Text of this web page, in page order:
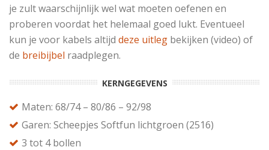
je zult waarschijnlijk wel wat moeten oefenen en
proberen voordat het helemaal goed lukt. Eventueel
kun je voor kabels altijd deze uitleg bekijken (video) of
de breibijbel raadplegen.
KERNGEGEVENS
Maten: 68/74 – 80/86 – 92/98
Garen: Scheepjes Softfun lichtgroen (2516)
3 tot 4 bollen